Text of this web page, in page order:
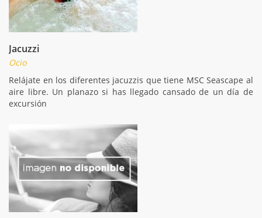
Jacuzzi
Ocio
Relájate en los diferentes jacuzzis que tiene MSC Seascape al
aire libre. Un planazo si has llegado cansado de un día de
excursión